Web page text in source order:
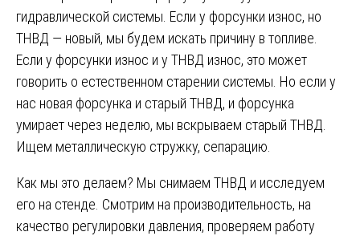
гидравлической системы. Если у форсунки износ, но
ТНВД — новый, мы будем искать причину в топливе.
Если у форсунки износ и у ТНВД износ, это может
говорить о естественном старении системы. Но если у
нас новая форсунка и старый ТНВД, и форсунка
умирает через неделю, мы вскрываем старый ТНВД.
Ищем металлическую стружку, сепарацию.
Как мы это делаем? Мы снимаем ТНВД и исследуем
его на стенде. Смотрим на производительность, на
качество регулировки давления, проверяем работу